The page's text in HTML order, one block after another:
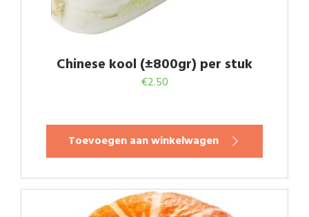
Chinese kool (±800gr) per stuk
€2.50
Toevoegen aan winkelwagen